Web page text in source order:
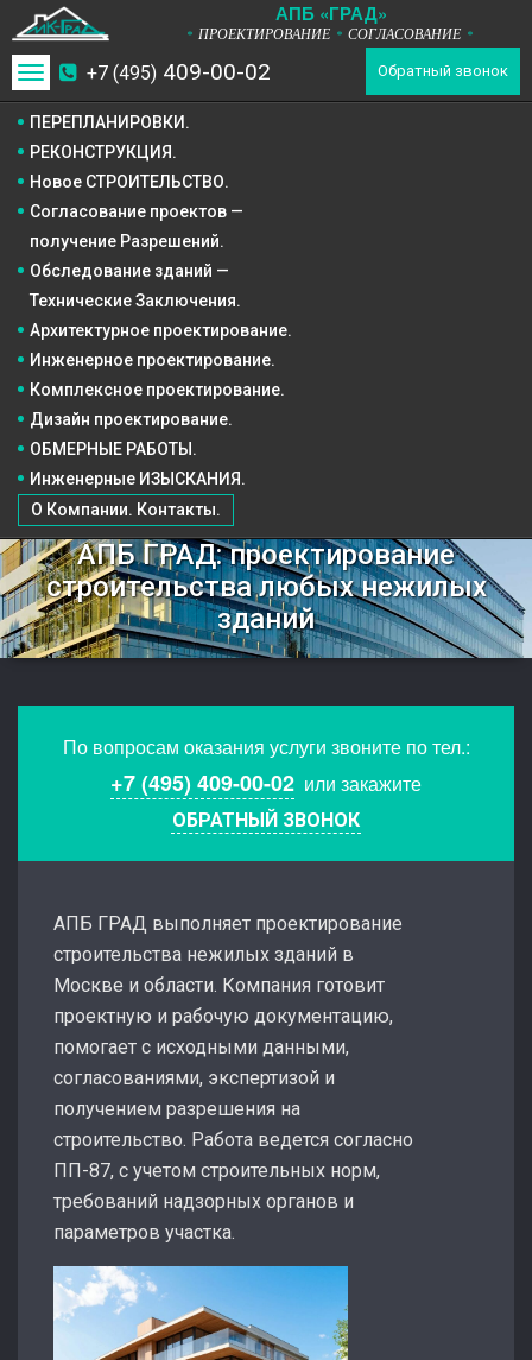
АПБ «ГРАД»
* ПРОЕКТИРОВАНИЕ * СОГЛАСОВАНИЕ *
+7 (495) 409-00-02 Обратный звонок
Toggle
navigation
ПЕРЕПЛАНИРОВКИ.
РЕКОНСТРУКЦИЯ.
Новое СТРОИТЕЛЬСТВО.
ОБМЕРНЫЕ РАБОТЫ.
Инженерные ИЗЫСКАНИЯ.
О Компании. Контакты.
Согласование проектов —
получение Разрешений.
Обследование зданий —
Технические Заключения.
Архитектурное проектирование.
Инженерное проектирование.
Комплексное проектирование.
Дизайн проектирование.
АПБ ГРАД: проектирование
строительства любых нежилых
зданий
По вопросам оказания услуги звоните по тел.:
+7 (495) 409-00-02 или закажите
ОБРАТНЫЙ ЗВОНОК
АПБ ГРАД выполняет проектирование
строительства нежилых зданий в
Москве и области. Компания готовит
проектную и рабочую документацию,
помогает с исходными данными,
согласованиями, экспертизой и
получением разрешения на
строительство. Работа ведется согласно
ПП-87, с учетом строительных норм,
требований надзорных органов и
параметров участка.